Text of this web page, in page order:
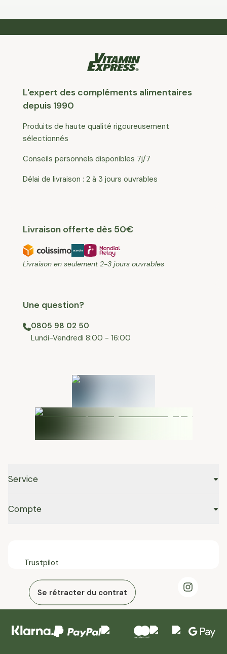
L'expert des compléments alimentaires
depuis 1990
Produits de haute qualité rigoureusement
sélectionnés
Conseils personnels disponibles 7j/7
Délai de livraison : 2 à 3 jours ouvrables
Livraison offerte dès 50€
Livraison en seulement 2-3 jours ouvrables
Une question?
0805 98 02 50
⁠Lundi-Vendredi 8:00 - 16:00
Service
Compte
Trustpilot
Se rétracter du contrat